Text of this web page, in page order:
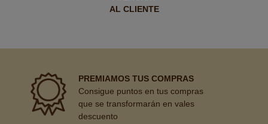
AL CLIENTE
PREMIAMOS TUS COMPRAS
Consigue puntos en tus compras
que se transformarán en vales
descuento